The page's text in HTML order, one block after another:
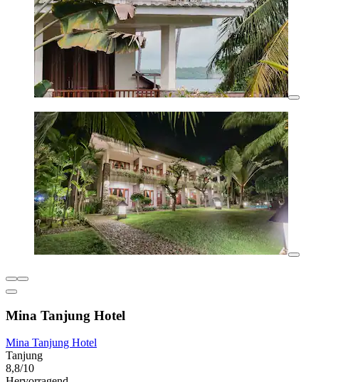
Mina Tanjung Hotel
Mina Tanjung Hotel
Tanjung
8,8/10